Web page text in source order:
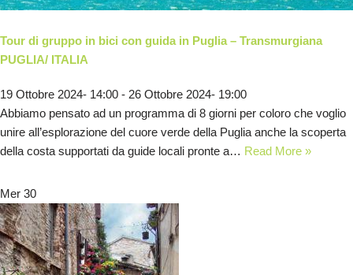
Tour di gruppo in bici con guida in Puglia – Transmurgiana
PUGLIA/ ITALIA
19 Ottobre 2024- 14:00 - 26 Ottobre 2024- 19:00
Abbiamo pensato ad un programma di 8 giorni per coloro che voglio
unire all’esplorazione del cuore verde della Puglia anche la scoperta
della costa supportati da guide locali pronte a… Read More »
Mer 30